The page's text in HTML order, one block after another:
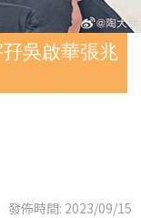
吳啟華張兆
發佈時間: 2023/09/15